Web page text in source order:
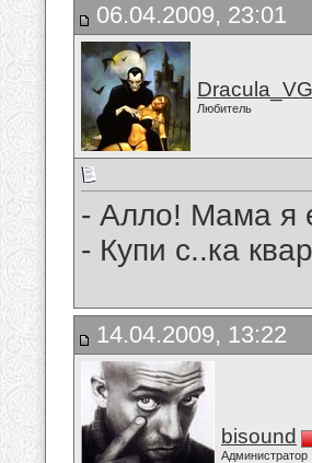
06.04.2009, 23:01
Dracula_VG
Любитель
- Алло! Мама я
- Купи с..ка
14.04.2009, 13:22
bisound
Администратор